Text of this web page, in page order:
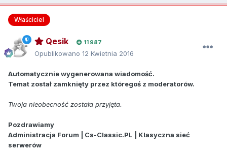
Właściciel
Qesik 11 987
Opublikowano 12 Kwietnia 2016
Automatycznie wygenerowana wiadomość.
Temat został zamknięty przez któregoś z moderatorów.
Twoja nieobecność została przyjęta.
Pozdrawiamy
Administracja Forum | Cs-Classic.PL | Klasyczna sieć
serwerów